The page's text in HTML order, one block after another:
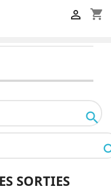
shopping_cart


SORTIES